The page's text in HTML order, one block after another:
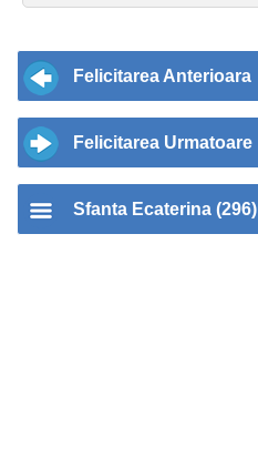
Felicitarea Anterioara
Felicitarea Urmatoare
Sfanta Ecaterina (296)